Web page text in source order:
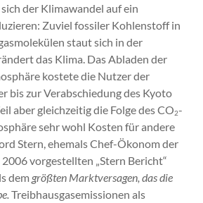
der Klimawandel auf ein
Zuviel fossiler Kohlenstoff in
staut sich in der
das Klima. Das Abladen der
kostete die Nutzer der
bis zur Verabschiedung des Kyoto
aber gleichzeitig die Folge des CO2-
sehr wohl Kosten für andere
Stern, ehemals Chef-Ökonom der
vorgestellten „Stern Bericht“
dem größten Marktversagen, das die
Treibhausgasemissionen als